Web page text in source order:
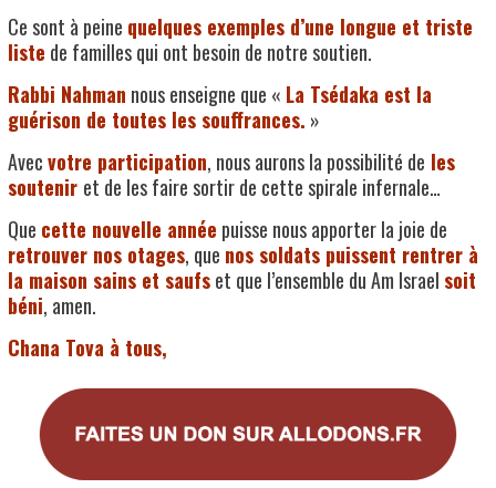
Ce sont à peine quelques exemples d’une longue et triste
liste de familles qui ont besoin de notre soutien.
Rabbi Nahman nous enseigne que « La Tsédaka est la
guérison de toutes les souffrances. »
Avecvotre participation, nous aurons la possibilité de les
soutenir et de les faire sortir de cette spirale infernale…
Que cette nouvelle année puisse nous apporter la joie de
retrouver nos otages, que nos soldats puissent rentrer à
la maison sains et saufset que l’ensemble du Am Israel soit
béni, amen.
Chana Tova à tous,